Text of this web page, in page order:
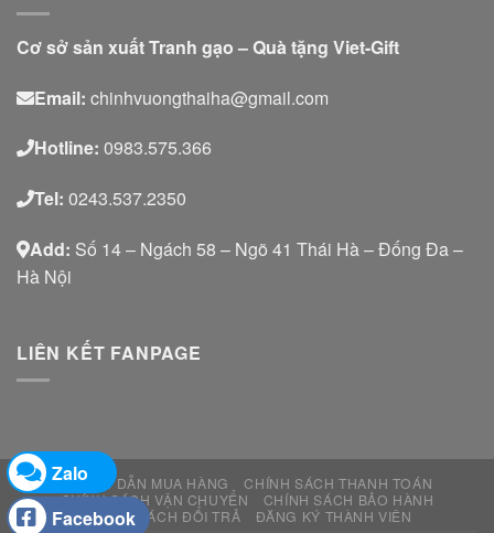
Cơ sở sản xuất Tranh gạo – Quà tặng Viet-Gift
Email: chinhvuongthaiha@gmail.com
Hotline: 0983.575.366
Tel: 0243.537.2350
Add: Số 14 – Ngách 58 – Ngõ 41 Thái Hà – Đống Đa –
Hà Nội
LIÊN KẾT FANPAGE
HƯỚNG DẪN MUA HÀNG
CHÍNH SÁCH THANH TOÁN
CHÍNH SÁCH VẬN CHUYỂN
CHÍNH SÁCH BẢO HÀNH
CHÍNH SÁCH ĐỔI TRẢ
ĐĂNG KÝ THÀNH VIÊN
Zalo
Facebook